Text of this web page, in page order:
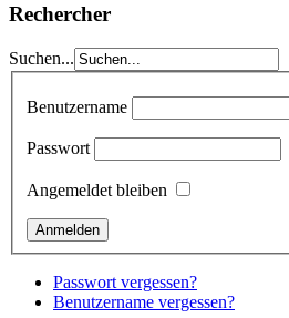
Rechercher
Suchen...
Benutzername
Passwort
Angemeldet bleiben
Passwort vergessen?
Benutzername vergessen?